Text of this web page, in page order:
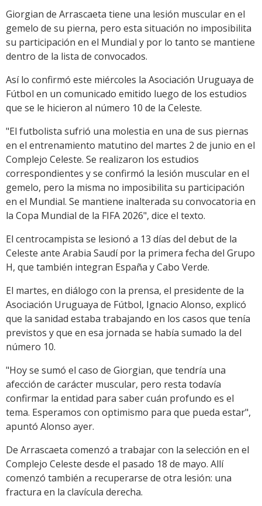
Link
Giorgian de Arrascaeta tiene una lesión muscular en el
gemelo de su pierna, pero esta situación no imposibilita
su participación en el Mundial y por lo tanto se mantiene
dentro de la lista de convocados.
Así lo confirmó este miércoles la Asociación Uruguaya de
Fútbol en un comunicado emitido luego de los estudios
que se le hicieron al número 10 de la Celeste.
"El futbolista sufrió una molestia en una de sus piernas
en el entrenamiento matutino del martes 2 de junio en el
Complejo Celeste. Se realizaron los estudios
correspondientes y se confirmó la lesión muscular en el
gemelo, pero la misma no imposibilita su participación
en el Mundial. Se mantiene inalterada su convocatoria en
la Copa Mundial de la FIFA 2026", dice el texto.
El centrocampista se lesionó a 13 días del debut de la
Celeste ante Arabia Saudí por la primera fecha del Grupo
H, que también integran España y Cabo Verde.
El martes, en diálogo con la prensa, el presidente de la
Asociación Uruguaya de Fútbol, Ignacio Alonso, explicó
que la sanidad estaba trabajando en los casos que tenía
previstos y que en esa jornada se había sumado la del
número 10.
"Hoy se sumó el caso de Giorgian, que tendría una
afección de carácter muscular, pero resta todavía
confirmar la entidad para saber cuán profundo es el
tema. Esperamos con optimismo para que pueda estar",
apuntó Alonso ayer.
De Arrascaeta comenzó a trabajar con la selección en el
Complejo Celeste desde el pasado 18 de mayo. Allí
comenzó también a recuperarse de otra lesión: una
fractura en la clavícula derecha.